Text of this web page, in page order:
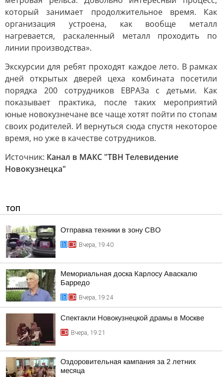
который занимает продолжительное время. Как
организация устроена, как вообще металл
нагревается, раскаленный металл проходить по
линии производства».
Экскурсии для ребят проходят каждое лето. В рамках
дней открытых дверей цеха комбината посетили
порядка 200 сотрудников ЕВРАЗа с детьми. Как
показывает практика, после таких мероприятий
юные новокузнечане все чаще хотят пойти по стопам
своих родителей. И вернуться сюда спустя некоторое
время, но уже в качестве сотрудников.
Источник: Канал в МАКС "ТВН Телевидение
Новокузнецка"
ТОП
Отправка техники в зону СВО
Вчера, 19:40
Мемориальная доска Карлосу Аваскалю
Барредо
Вчера, 19:24
Спектакли Новокузнецкой драмы в Москве
Вчера, 19:21
Оздоровительная кампания за 2 летних
месяца